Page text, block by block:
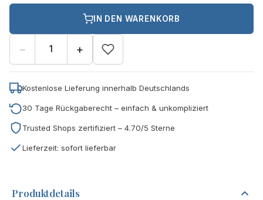
− +
IN DEN WARENKORB
Kostenlose Lieferung innerhalb Deutschlands
30 Tage Rückgaberecht – einfach & unkompliziert
Trusted Shops zertifiziert – 4.70/5 Sterne
Lieferzeit: sofort lieferbar
Produktdetails